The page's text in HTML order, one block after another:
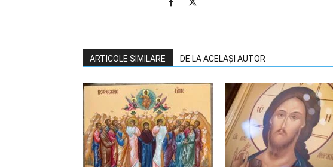
ARTICOLE SIMILARE DE LA ACELAȘI AUTOR